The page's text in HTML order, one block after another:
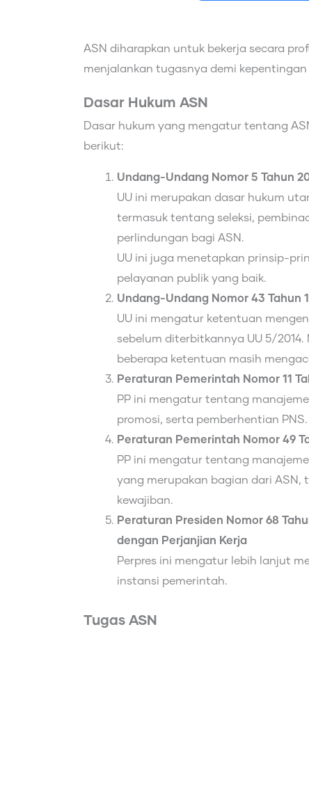
ASN diharapkan untuk bekerja secara
menjalankan tugasnya demi
Dasar Hukum ASN
Dasar hukum yang mengatur tentang
berikut:
Undang-Undang Nomor 5 Tahun
UU ini merupakan dasar hukum
termasuk tentang seleksi,
perlindungan bagi ASN.
UU ini juga menetapkan prinsip-
pelayanan publik yang baik.
Undang-Undang Nomor 43 Tahun
UU ini mengatur ketentuan
sebelum diterbitkannya UU 5/2014.
beberapa ketentuan masih
Peraturan Pemerintah Nomor 11
PP ini mengatur tentang
promosi, serta pemberhentian PNS.
Peraturan Pemerintah Nomor 49
PP ini mengatur tentang
yang merupakan bagian dari ASN,
kewajiban.
Peraturan Presiden Nomor 68
dengan Perjanjian Kerja
Perpres ini mengatur lebih lanjut
instansi pemerintah.
Tugas ASN